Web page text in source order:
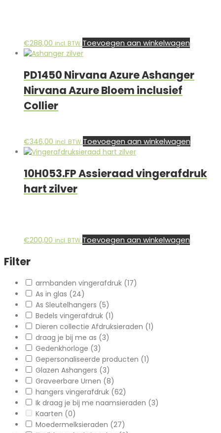
€288,00 incl. BTW Toevoegen aan winkelwagen
PD1450 Nirvana Azure Ashanger
Nirvana Azure Bloem inclusief
Collier
€346,00 incl. BTW Toevoegen aan winkelwagen
10H053.FP Assieraad vingerafdruk
hart zilver
€200,00 incl. BTW Toevoegen aan winkelwagen
Filter
armbanden vingerafdruk (17)
As in glas (24)
As Sleutelhangers (5)
Bedels vingerafdruk (1)
Dieren collectie Afdruksieraden (1)
draag je bij me as (3)
Gedenkhorloge (3)
Gepersonaliseerde producten (1)
Glazen Ashangers (3)
Graveerbare Urnen (8)
hangers vingerafdruk (62)
Ik draag je bij me naamsieraden (3)
Kaarten (0)
Moedermelksieraden (27)